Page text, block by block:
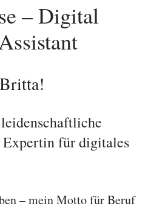
– Digital
für digitales
– mein Motto für Beruf